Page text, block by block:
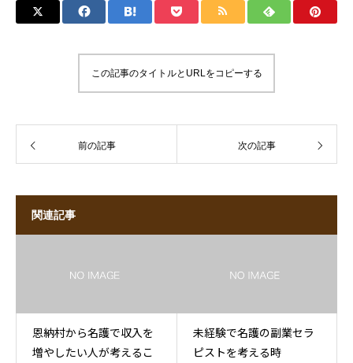
この記事のタイトルとURLをコピーする
前の記事 次の記事
関連記事
恩納村から名護で収入を
増やしたい人が考えるこ
未経験で名護の副業セラ
ピストを考える時